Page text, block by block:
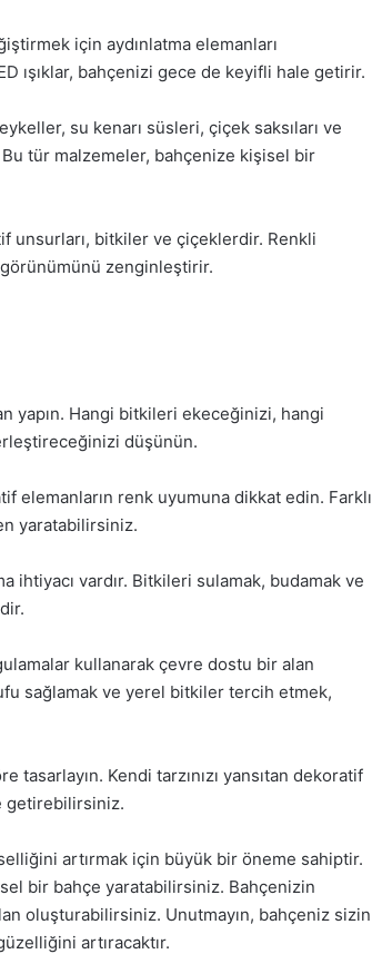
için aydınlatma elemanları
ışıklar, bahçenizi gece de keyifli hale getirir.
su kenarı süsleri, çiçek saksıları ve
tür malzemeler, bahçenize kişisel bir
unsurları, bitkiler ve çiçeklerdir. Renkli
zenginleştirir.
yapın. Hangi bitkileri ekeceğinizi, hangi
düşünün.
renk uyumuna dikkat edin. Farklı
yaratabilirsiniz.
ihtiyacı vardır. Bitkileri sulamak, budamak ve
kullanarak çevre dostu bir alan
sağlamak ve yerel bitkiler tercih etmek,
Kendi tarzınızı yansıtan dekoratif
getirebilirsiniz.
artırmak için büyük bir öneme sahiptir.
bir bahçe yaratabilirsiniz. Bahçenizin
oluşturabilirsiniz. Unutmayın, bahçeniz sizin
artıracaktır.